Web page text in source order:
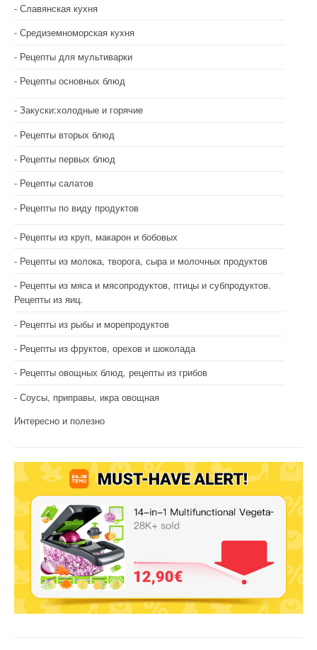
Славянская кухня
Средиземноморская кухня
Рецепты для мультиварки
Рецепты основных блюд
Закуски:холодные и горячие
Рецепты вторых блюд
Рецепты первых блюд
Рецепты салатов
Рецепты по виду продуктов
Рецепты из круп, макарон и бобовых
Рецепты из молока, творога, сыра и молочных продуктов
Рецепты из мяса и мясопродуктов, птицы и субпродуктов.
Рецепты из яиц.
Рецепты из рыбы и морепродуктов
Рецепты из фруктов, орехов и шоколада
Рецепты овощных блюд, рецепты из грибов
Соусы, приправы, икра овощная
Интересно и полезно